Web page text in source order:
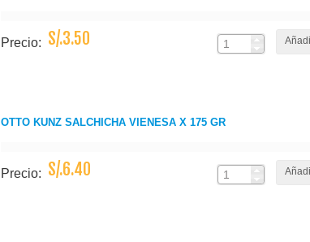
Precio: S/.3.50
OTTO KUNZ SALCHICHA VIENESA X 175 GR
Precio: S/.6.40